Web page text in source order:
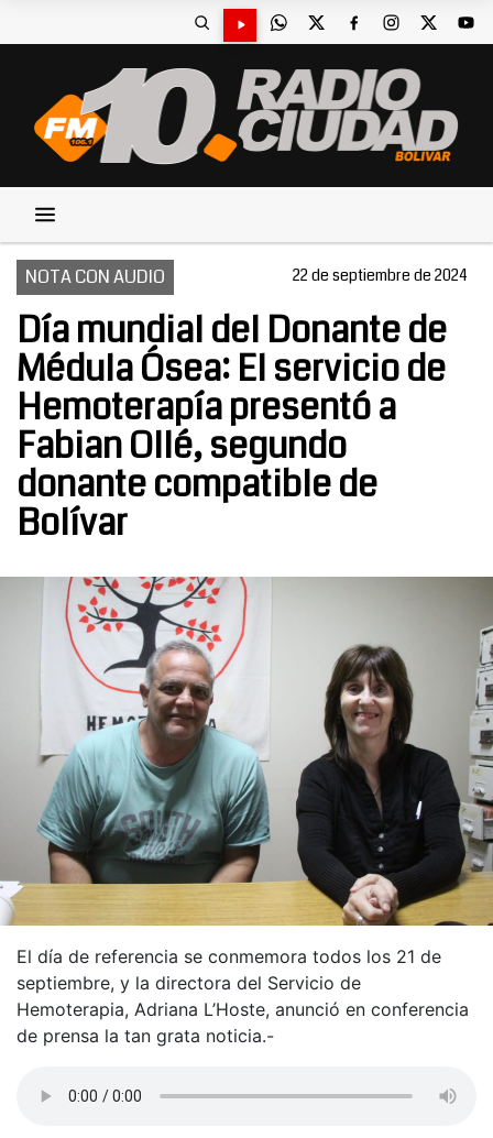
NOTA CON AUDIO 22 de septiembre de 2024
Día mundial del Donante de
Médula Ósea: El servicio de
Hemoterapía presentó a
Fabian Ollé, segundo
donante compatible de
Bolívar
El día de referencia se conmemora todos los 21 de
septiembre, y la directora del Servicio de
Hemoterapia, Adriana L’Hoste, anunció en conferencia
de prensa la tan grata noticia.-